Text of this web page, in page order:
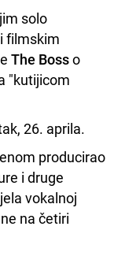
solo
filmskim
The Bosso
"kutijicom
26. aprila.
producirao
i druge
vokalnoj
na četiri